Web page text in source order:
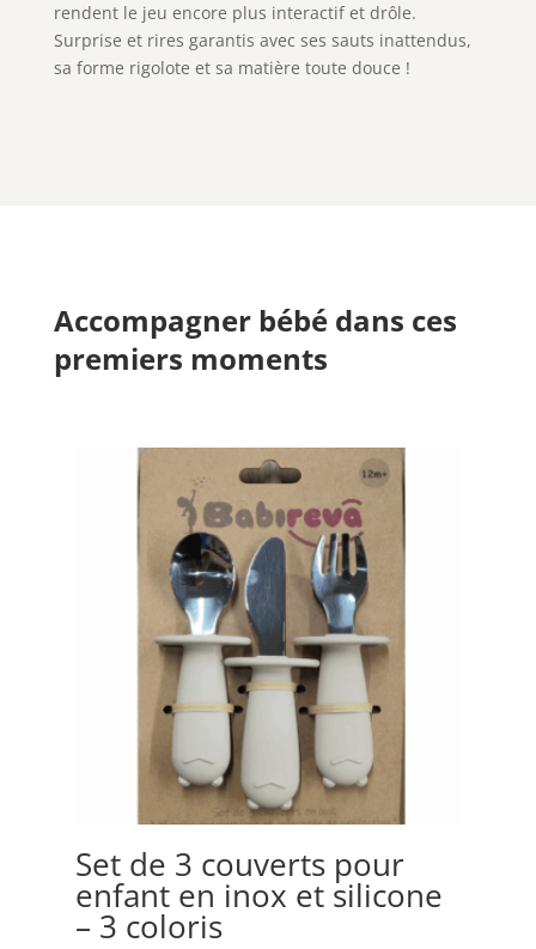
rendent le jeu encore plus interactif et drôle.
Surprise et rires garantis avec ses sauts inattendus,
sa forme rigolote et sa matière toute douce !
Accompagner bébé dans ces
premiers moments
Set de 3 couverts pour
enfant en inox et silicone
– 3 coloris